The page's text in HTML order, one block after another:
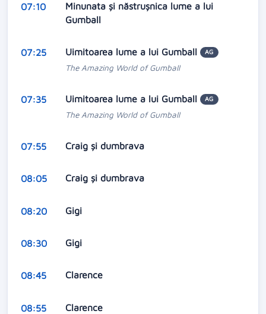
07:10
Minunata și năstrușnica lume a lui
Gumball
07:25 Uimitoarea lume a lui Gumball AG
The Amazing World of Gumball
07:35 Uimitoarea lume a lui Gumball AG
The Amazing World of Gumball
07:55 Craig și dumbrava
08:05 Craig și dumbrava
08:20 Gigi
08:30 Gigi
08:45 Clarence
08:55 Clarence